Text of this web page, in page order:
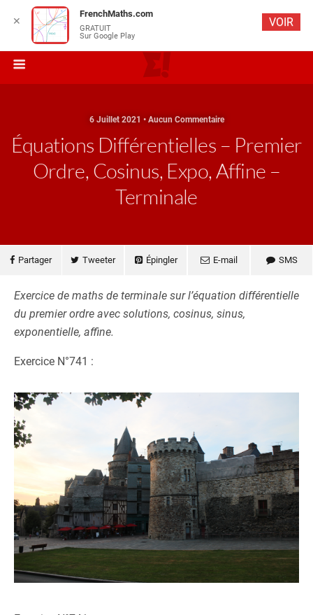
6 Juillet 2021 • Aucun Commentaire
Équations Différentielles – Premier
Ordre, Cosinus, Expo, Affine –
Terminale
Partager Tweeter Épingler E-mail SMS
Exercice de maths de terminale sur l’équation différentielle
du premier ordre avec solutions, cosinus, sinus,
exponentielle, affine.
Exercice N°741 :
✕
FrenchMaths.com
GRATUIT
Sur Google Play
VOIR